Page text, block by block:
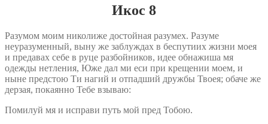
Икос 8
Разумом моим николиже достойная разумех. Разуме
неуразуменный, выну же заблуждах в беспутиих жизни моея
и предавах себе в руце разбойников, идее обнажиша мя
одежды нетления, Юже дал ми еси при крещении моем, и
ныне предстою Tи нагий и отпадший дружбы Твоея; обаче же
дерзая, покаянно Тебе взываю:
Помилуй мя и исправи путь мой пpeд Тобою.